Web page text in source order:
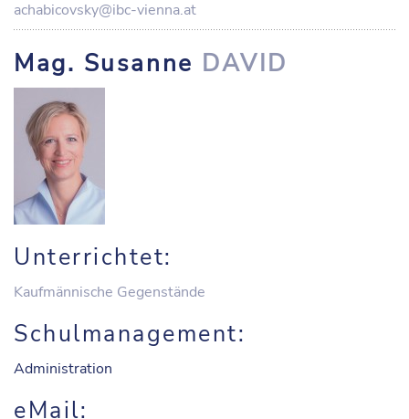
achabicovsky@ibc-vienna.at
Mag. Susanne DAVID
Unterrichtet:
Kaufmännische Gegenstände
Schulmanagement:
Administration
eMail: